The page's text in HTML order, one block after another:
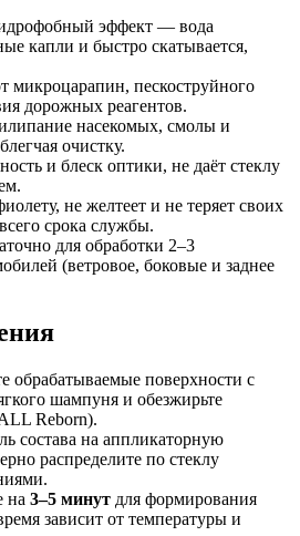
эффект — вода
капли и быстро скатывается,
микроцарапин, пескоструйного
дорожных реагентов.
насекомых, смолы и
очистку.
и блеск оптики, не даёт стеклу
не желтеет и не теряет своих
срока службы.
для обработки 2–3
(ветровое, боковые и заднее
обрабатываемые поверхности с
шампуня и обезжирьте
Reborn).
состава на аппликаторную
распределите по стеклу
на 3–5 минут для формирования
зависит от температуры и